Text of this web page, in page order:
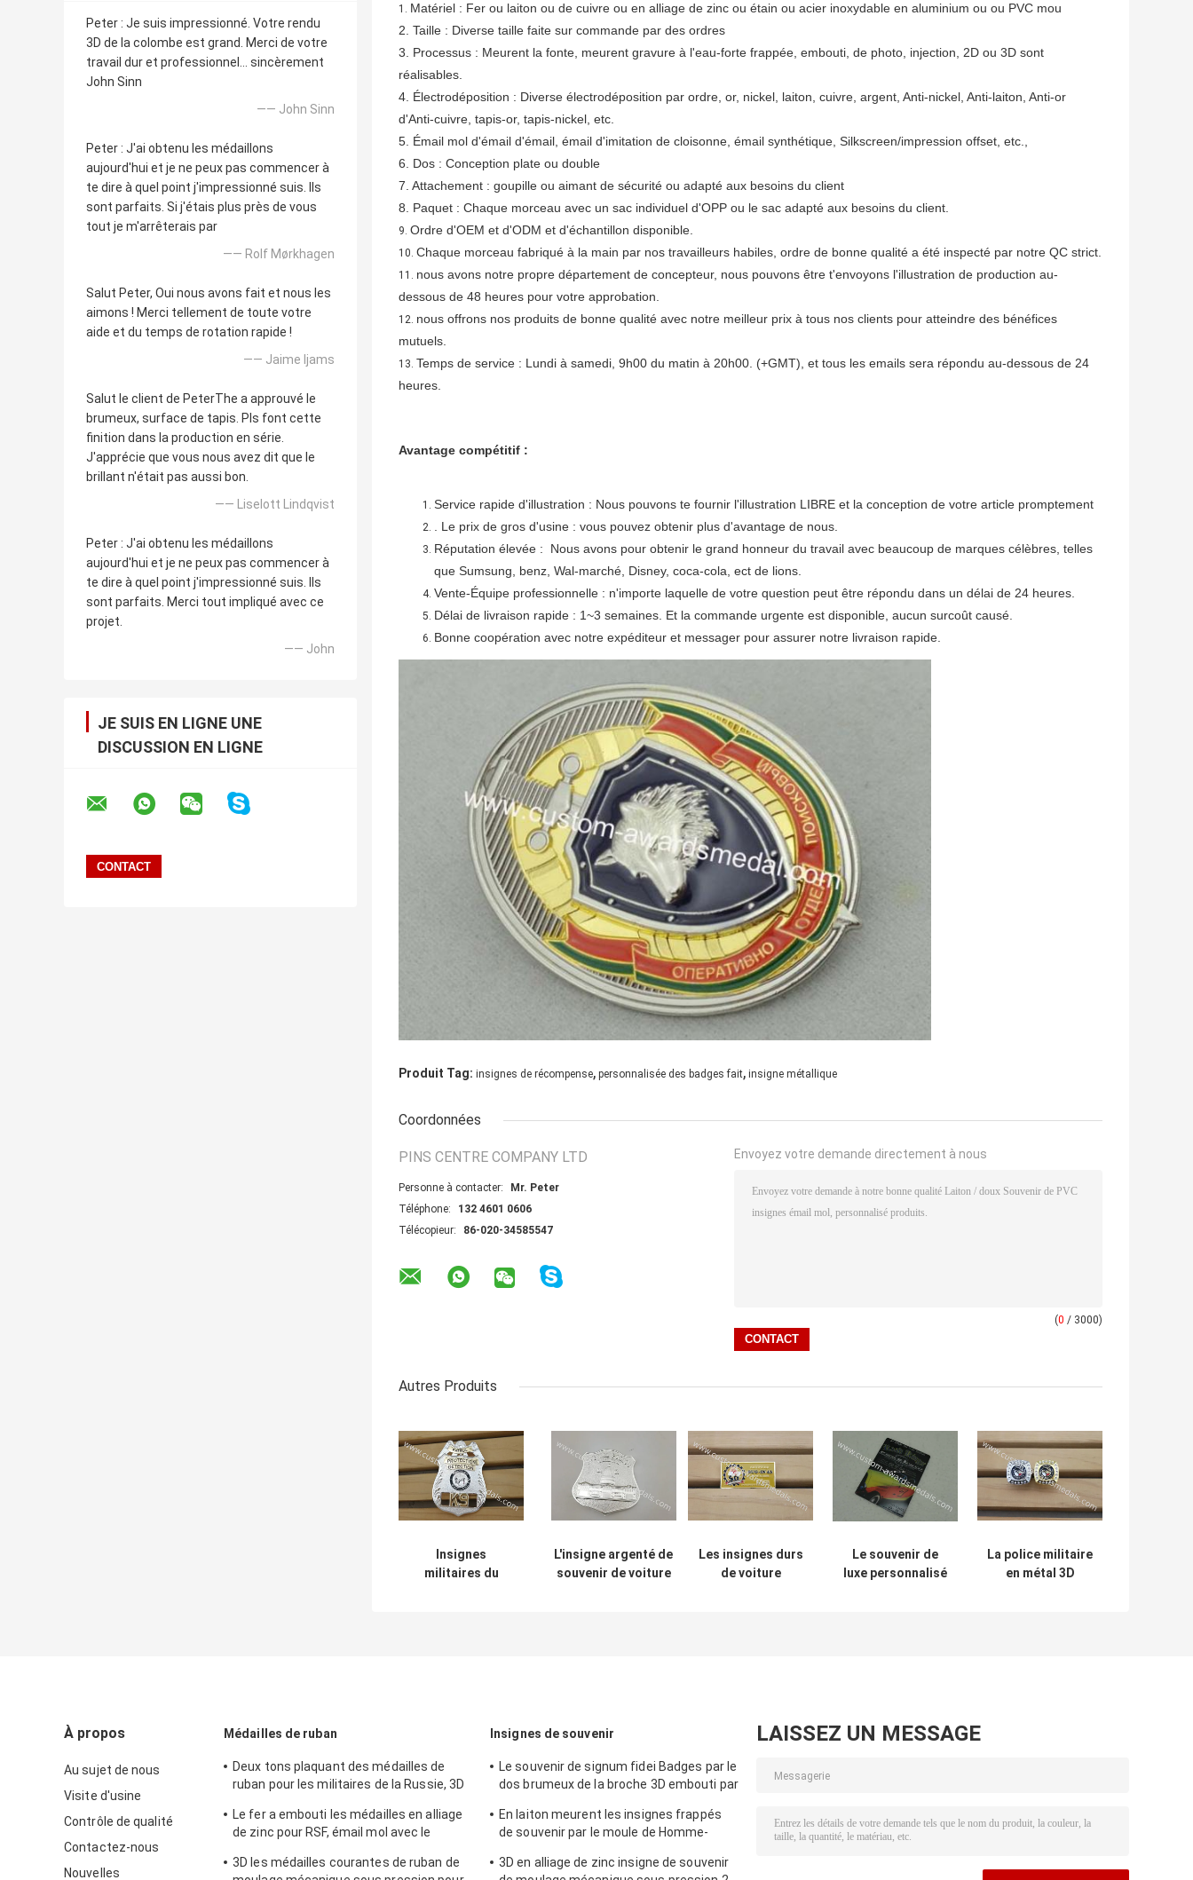
Peter : Je suis impressionné. Votre rendu
3D de la colombe est grand. Merci de votre
travail dur et professionnel… sincèrement
John Sinn
—— John Sinn
Peter : J'ai obtenu les médaillons
aujourd'hui et je ne peux pas commencer à
te dire à quel point j'impressionné suis. Ils
sont parfaits. Si j'étais plus près de vous
tout je m'arrêterais par
—— Rolf Mørkhagen
Salut Peter, Oui nous avons fait et nous les
aimons ! Merci tellement de toute votre
aide et du temps de rotation rapide !
—— Jaime Ijams
Salut le client de PeterThe a approuvé le
brumeux, surface de tapis. Pls font cette
finition dans la production en série.
J'apprécie que vous nous avez dit que le
brillant n'était pas aussi bon.
—— Liselott Lindqvist
Peter : J'ai obtenu les médaillons
aujourd'hui et je ne peux pas commencer à
te dire à quel point j'impressionné suis. Ils
sont parfaits. Merci tout impliqué avec ce
projet.
—— John
JE SUIS EN LIGNE UNE
DISCUSSION EN LIGNE
1. Matériel : Fer ou laiton ou de cuivre ou en alliage de zinc ou étain ou acier inoxydable en aluminium ou ou PVC mou
2. Taille : Diverse taille faite sur commande par des ordres
3. Processus : Meurent la fonte, meurent gravure à l'eau-forte frappée, embouti, de photo, injection, 2D ou 3D sont
réalisables.
4. Électrodéposition : Diverse électrodéposition par ordre, or, nickel, laiton, cuivre, argent, Anti-nickel, Anti-laiton, Anti-or
d'Anti-cuivre, tapis-or, tapis-nickel, etc.
5. Émail mol d'émail d'émail, émail d'imitation de cloisonne, émail synthétique, Silkscreen/impression offset, etc.,
6. Dos : Conception plate ou double
7. Attachement : goupille ou aimant de sécurité ou adapté aux besoins du client
8. Paquet : Chaque morceau avec un sac individuel d'OPP ou le sac adapté aux besoins du client.
9. Ordre d'OEM et d'ODM et d'échantillon disponible.
10. Chaque morceau fabriqué à la main par nos travailleurs habiles, ordre de bonne qualité a été inspecté par notre QC strict.
11. nous avons notre propre département de concepteur, nous pouvons être t'envoyons l'illustration de production au-
dessous de 48 heures pour votre approbation.
12. nous offrons nos produits de bonne qualité avec notre meilleur prix à tous nos clients pour atteindre des bénéfices
mutuels.
13. Temps de service : Lundi à samedi, 9h00 du matin à 20h00. (+GMT), et tous les emails sera répondu au-dessous de 24
heures.
Avantage compétitif :
Service rapide d'illustration : Nous pouvons te fournir l'illustration LIBRE et la conception de votre article promptement
. Le prix de gros d'usine : vous pouvez obtenir plus d'avantage de nous.
Réputation élevée : Nous avons pour obtenir le grand honneur du travail avec beaucoup de marques célèbres, telles
que Sumsung, benz, Wal-marché, Disney, coca-cola, ect de lions.
Vente-Équipe professionnelle : n'importe laquelle de votre question peut être répondu dans un délai de 24 heures.
Délai de livraison rapide : 1~3 semaines. Et la commande urgente est disponible, aucun surcoût causé.
Bonne coopération avec notre expéditeur et messager pour assurer notre livraison rapide.
Produit Tag: insignes de récompense, personnalisée des badges fait, insigne métallique
Coordonnées
PINS CENTRE COMPANY LTD
Personne à contacter:
Mr. Peter
Téléphone:
132 4601 0606
Télécopieur:
86-020-34585547
Envoyez votre demande directement à nous
(0 / 3000)
Autres Produits
Insignes
militaires du
L'insigne argenté de
souvenir de voiture
Les insignes durs
de voiture
Le souvenir de
luxe personnalisé
La police militaire
en métal 3D
À propos
Au sujet de nous
Visite d'usine
Contrôle de qualité
Contactez-nous
Nouvelles
Médailles de ruban
Deux tons plaquant des médailles de
ruban pour les militaires de la Russie, 3D
Le fer a embouti les médailles en alliage
de zinc pour RSF, émail mol avec le
3D les médailles courantes de ruban de
Insignes de souvenir
Le souvenir de signum fidei Badges par le
dos brumeux de la broche 3D embouti par
En laiton meurent les insignes frappés
de souvenir par le moule de Homme-
antique
3D en alliage de zinc insigne de souvenir
LAISSEZ UN MESSAGE